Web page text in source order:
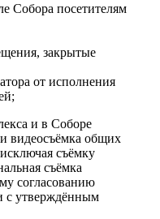
Собора посетителям
закрытые
от исполнения
и в Соборе
видеосъёмка общих
съёмку
съёмка
согласованию
с утверждённым